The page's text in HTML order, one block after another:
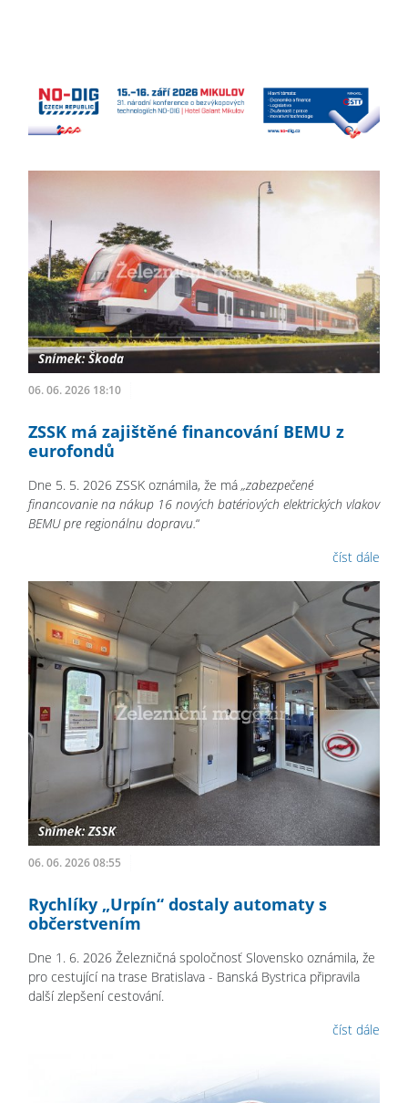
06. 06. 2026 18:10
ZSSK má zajištěné financování BEMU z
eurofondů
Dne 5. 5. 2026 ZSSK oznámila, že má „zabezpečené
financovanie na nákup 16 nových batériových elektrických vlakov
BEMU pre regionálnu dopravu.“
číst dále
06. 06. 2026 08:55
Rychlíky „Urpín“ dostaly automaty s
občerstvením
Dne 1. 6. 2026 Železničná spoločnosť Slovensko oznámila, že
pro cestující na trase Bratislava - Banská Bystrica připravila
další zlepšení cestování.
číst dále